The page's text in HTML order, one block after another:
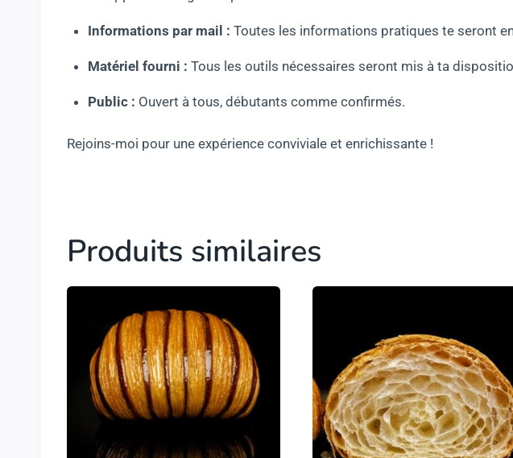
Informations par mail : Toutes les informations pratiques te seront
Matériel fourni : Tous les outils nécessaires seront mis à ta
Public : Ouvert à tous, débutants comme confirmés.
Rejoins-moi pour une expérience conviviale et enrichissante !
Produits similaires